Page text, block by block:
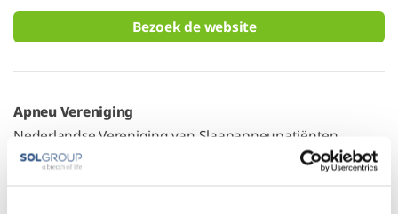
Bezoek de website
Apneu Vereniging
Nederlandse Vereniging van Slaapapneupatiënten.